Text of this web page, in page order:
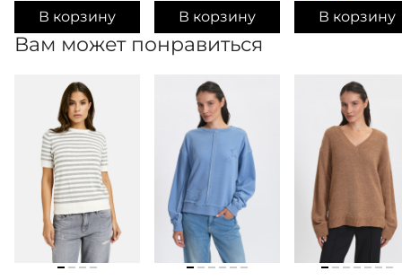
В корзину В корзину В корзину
Вам может понравиться